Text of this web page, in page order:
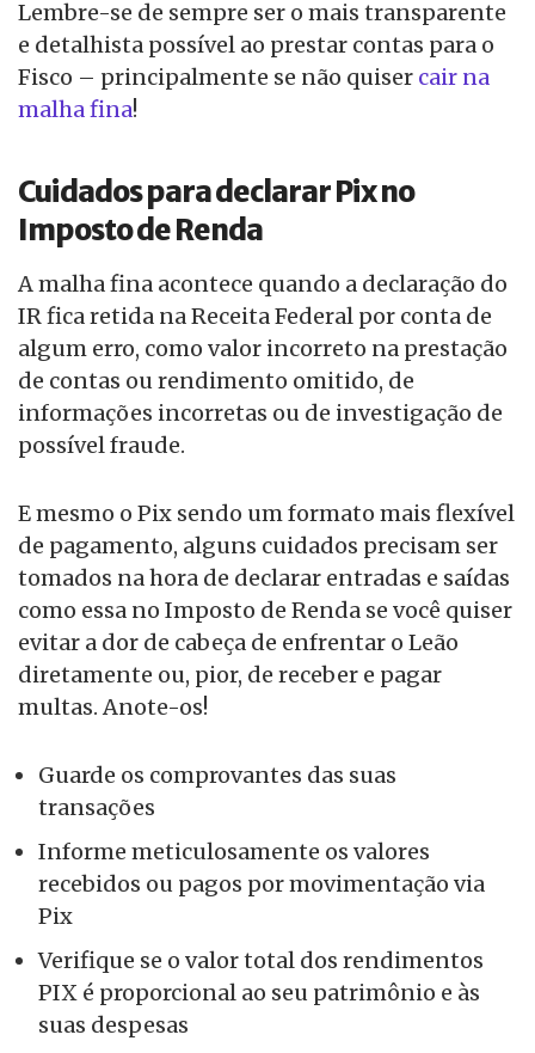
Lembre-se de sempre ser o mais transparente
e detalhista possível ao prestar contas para o
Fisco – principalmente se não quiser cair na
malha fina!
Cuidados para declarar Pix no
Imposto de Renda
A malha fina acontece quando a declaração do
IR fica retida na Receita Federal por conta de
algum erro, como valor incorreto na prestação
de contas ou rendimento omitido, de
informações incorretas ou de investigação de
possível fraude.
E mesmo o Pix sendo um formato mais flexível
de pagamento, alguns cuidados precisam ser
tomados na hora de declarar entradas e saídas
como essa no Imposto de Renda se você quiser
evitar a dor de cabeça de enfrentar o Leão
diretamente ou, pior, de receber e pagar
multas. Anote-os!
Guarde os comprovantes das suas
transações
Informe meticulosamente os valores
recebidos ou pagos por movimentação via
Pix
Verifique se o valor total dos rendimentos
PIX é proporcional ao seu patrimônio e às
suas despesas